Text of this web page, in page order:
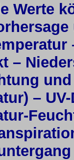
Werte
–
–